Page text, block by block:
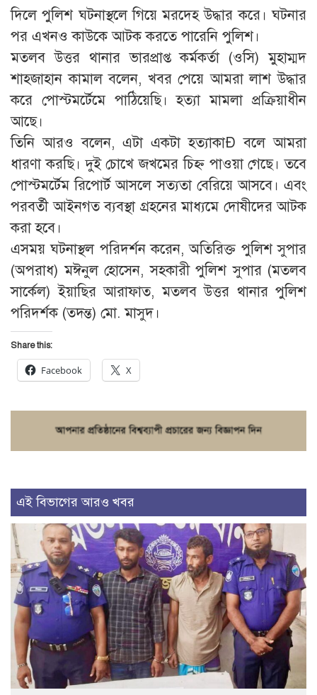
দিলে পুলিশ ঘটনাস্থলে গিয়ে মরদেহ উদ্ধার করে। ঘটনার
পর এখনও কাউকে আটক করতে পারেনি পুলিশ।
মতলব উত্তর থানার ভারপ্রাপ্ত কর্মকর্তা (ওসি) মুহাম্মদ
শাহজাহান কামাল বলেন, খবর পেয়ে আমরা লাশ উদ্ধার
করে পোস্টমর্টেমে পাঠিয়েছি। হত্যা মামলা প্রক্রিয়াধীন
আছে।
তিনি আরও বলেন, এটা একটা হত্যাকাÐ বলে আমরা
ধারণা করছি। দুই চোখে জখমের চিহ্ন পাওয়া গেছে। তবে
পোস্টমর্টেম রিপোর্ট আসলে সত্যতা বেরিয়ে আসবে। এবং
পরবর্তী আইনগত ব্যবস্থা গ্রহনের মাধ্যমে দোষীদের আটক
করা হবে।
এসময় ঘটনাস্থল পরিদর্শন করেন, অতিরিক্ত পুলিশ সুপার
(অপরাধ) মঈনুল হোসেন, সহকারী পুলিশ সুপার (মতলব
সার্কেল) ইয়াছির আরাফাত, মতলব উত্তর থানার পুলিশ
পরিদর্শক (তদন্ত) মো. মাসুদ।
Share this:
Facebook X
এই বিভাগের আরও খবর